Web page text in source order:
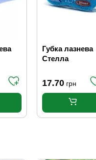
Губка лазнева
Стелла
17.70 грн